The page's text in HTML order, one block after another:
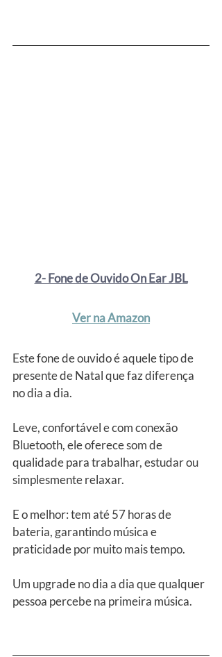
2- Fone de Ouvido On Ear JBL
Ver na Amazon
Este fone de ouvido é aquele tipo de
presente de Natal que faz diferença
no dia a dia.
Leve, confortável e com conexão
Bluetooth, ele oferece som de
qualidade para trabalhar, estudar ou
simplesmente relaxar.
E o melhor: tem até 57 horas de
bateria, garantindo música e
praticidade por muito mais tempo.
Um upgrade no dia a dia que qualquer
pessoa percebe na primeira música.